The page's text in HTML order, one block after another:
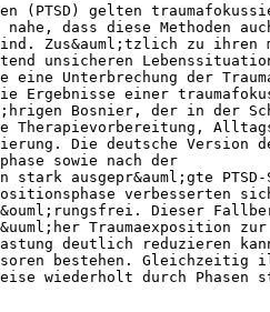
(PTSD) gelten
dass diese Methoden
Zus&auml;tzlich zu ihren
unsicheren
Unterbrechung der
Ergebnisse einer
Bosnier, der in der
Therapievorbereitung,
Die deutsche Version
sowie nach der
stark ausgepr&auml;gte PTSD-
verbesserten sich
Dieser
Traumaexposition zur
deutlich reduzieren
bestehen.
wiederholt durch